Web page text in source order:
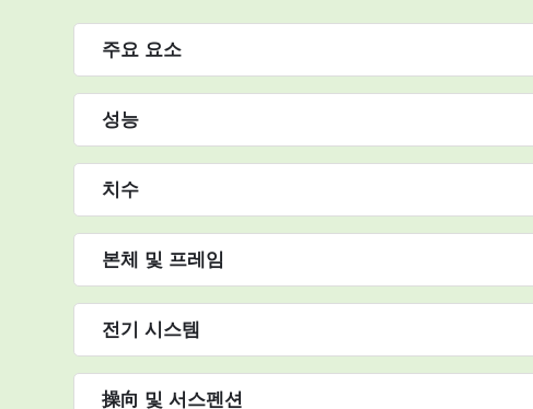
주요 요소
성능
치수
본체 및 프레임
전기 시스템
操向 및 서스펜션